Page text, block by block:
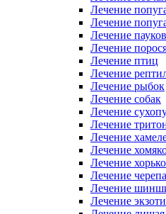
Лечение
Лечение
Лечение пауков
Лечение
Лечение птиц
Лечение
Лечение рыбок
Лечение собак
Лечение
Лечение
Лечение
Лечение
Лечение
Лечение
Лечение
Лечение